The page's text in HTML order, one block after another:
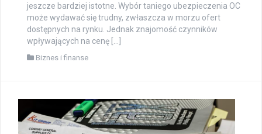
jeszcze bardziej istotne. Wybór taniego ubezpieczenia OC
może wydawać się trudny, zwłaszcza w morzu ofert
dostępnych na rynku. Jednak znajomość czynników
wpływających na cenę […]
Biznes i finanse